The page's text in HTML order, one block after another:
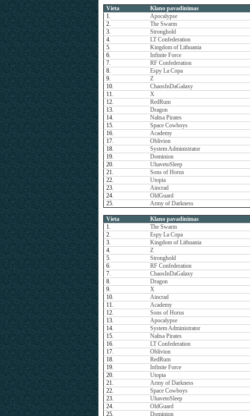
Vieta Klano pavadinimas
1.
Apocalypse
2.
The Swarm
3.
Stronghold
4.
LT Confederation
5.
Kingdom of Lithuania
6.
Infinite Force
7.
RF Confederation
8.
Espy La Copa
9.
Z
10.
ChaosInDaGalaxy
11.
X
12.
RedRum
13.
Dragon
14.
Naltsa Pirates
15.
Space Cowboys
16.
Academy
17.
Oblivion
18.
System Administrator
19.
Dominion
20.
UhavetoSleep
21.
Sons of Horus
22.
Utopia
23.
Aincrad
24.
OldGuard
25.
Army of Darkness
Vieta Klano pavadinimas
1.
The Swarm
2.
Espy La Copa
3.
Kingdom of Lithuania
4.
Z
5.
Stronghold
6.
RF Confederation
7.
ChaosInDaGalaxy
8.
Dragon
9.
X
10.
Aincrad
11.
Academy
12.
Sons of Horus
13.
Apocalypse
14.
System Administrator
15.
Naltsa Pirates
16.
LT Confederation
17.
Oblivion
18.
RedRum
19.
Infinite Force
20.
Utopia
21.
Army of Darkness
22.
Space Cowboys
23.
UhavetoSleep
24.
OldGuard
25.
Dominion